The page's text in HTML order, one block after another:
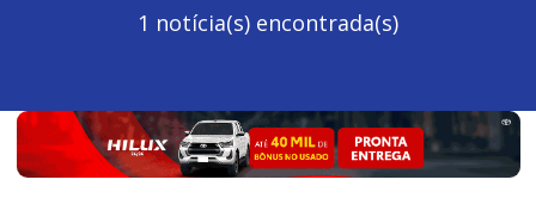
1 notícia(s) encontrada(s)